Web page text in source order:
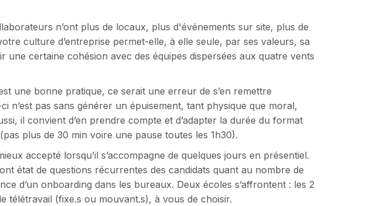
n’ont plus de locaux, plus d'événements sur site, plus de
culture d’entreprise permet-elle, à elle seule, par ses valeurs, sa
une certaine cohésion avec des équipes dispersées aux quatre vents
une bonne pratique, ce serait une erreur de s’en remettre
n’est pas sans générer un épuisement, tant physique que moral,
il convient d’en prendre compte et d’adapter la durée du format
plus de 30 min voire une pause toutes les 1h30).
accepté lorsqu’il s’accompagne de quelques jours en présentiel.
état de questions récurrentes des candidats quant au nombre de
d’un onboarding dans les bureaux. Deux écoles s’affrontent : les 2
télétravail (fixe.s ou mouvant.s), à vous de choisir.